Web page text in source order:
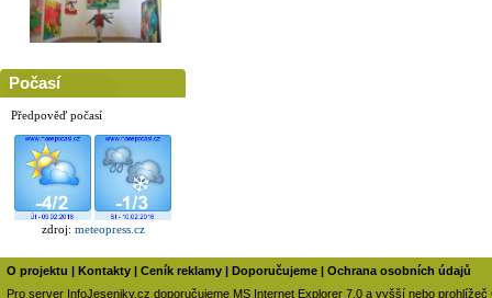
Počasí
Předpověď počasí
zdroj: meteopress.cz
O projektu Kontakty Ceník reklamy Doporučujeme
Ochrana osobních údajů
Pro server InfoJeseniky.cz doporučujeme MS Internet Explorer 7.0 a vyšší nebo prohlížeč